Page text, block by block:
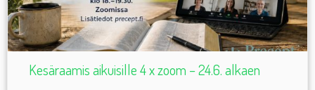
Kesäraamis aikuisille 4 x zoom – 24.6. alkaen